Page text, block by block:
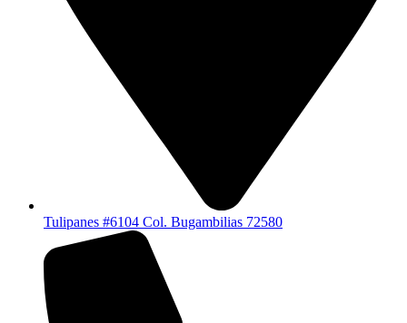
Tulipanes #6104 Col. Bugambilias 72580